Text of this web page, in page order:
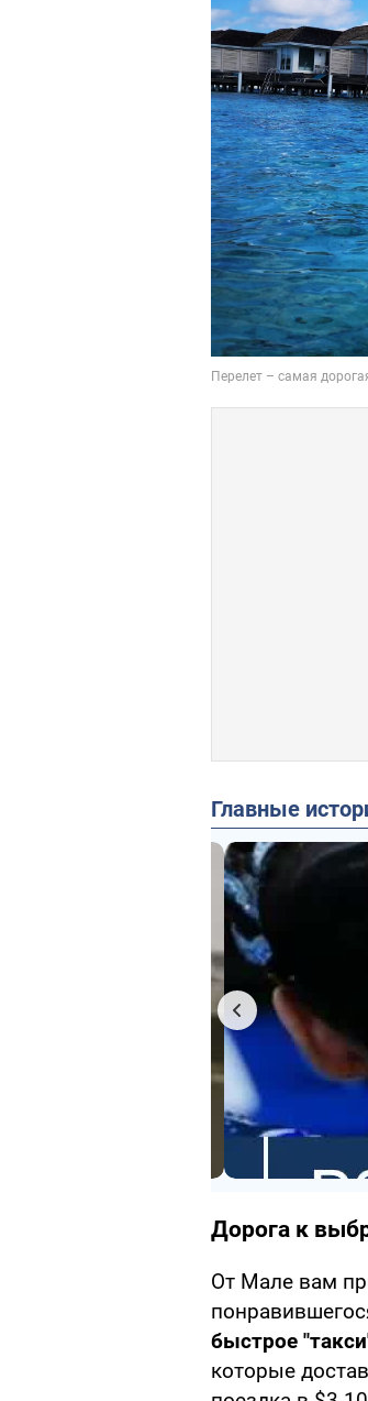
Главные
Дорога к
От Мале вам
быстрое
которые